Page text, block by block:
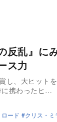
反乱』に
ス力
し、大ヒット
に携わったヒ…
ード クリス・ミ